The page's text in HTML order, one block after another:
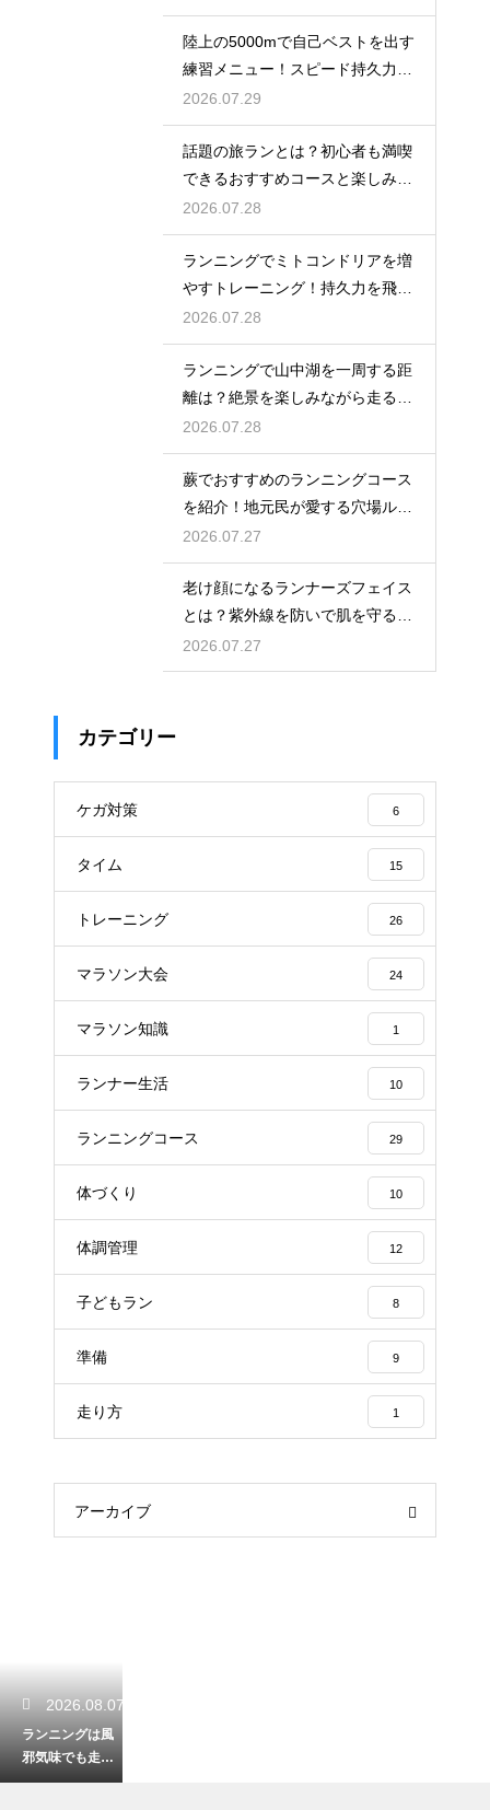
陸上の5000mで自己ベストを出す
練習メニュー！スピード持久力を
強化
2026.07.29
話題の旅ランとは？初心者も満喫
できるおすすめコースと楽しみ
方！
2026.07.28
ランニングでミトコンドリアを増
やすトレーニング！持久力を飛躍
させる
2026.07.28
ランニングで山中湖を一周する距
離は？絶景を楽しみながら走るコ
ツ
2026.07.28
蕨でおすすめのランニングコース
を紹介！地元民が愛する穴場ルー
ト
2026.07.27
老け顔になるランナーズフェイス
とは？紫外線を防いで肌を守る徹
底対策
2026.07.27
カテゴリー
ケガ対策 6
タイム 15
トレーニング 26
マラソン大会 24
マラソン知識 1
ランナー生活 10
ランニングコース 29
体づくり 10
体調管理 12
子どもラン 8
準備 9
走り方 1
アーカイブ
2026.08.07
ランニングは風
邪気味でも走る
べきか？体調に